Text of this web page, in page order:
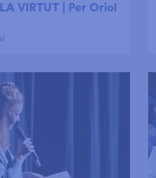
VIRTUT | Per Oriol